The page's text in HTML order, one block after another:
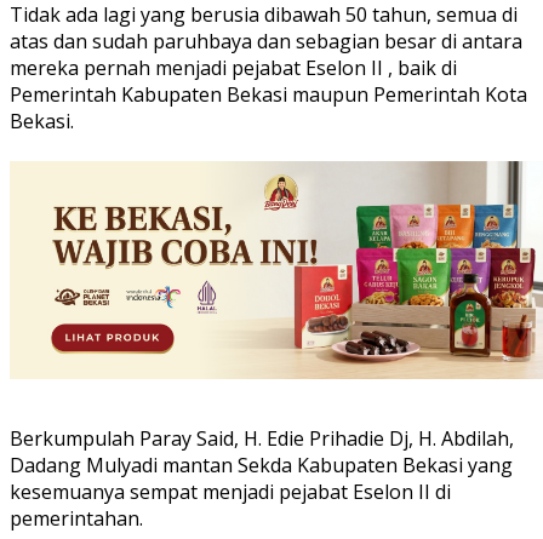
Tidak ada lagi yang berusia dibawah 50 tahun, semua di
atas dan sudah paruhbaya dan sebagian besar di antara
mereka pernah menjadi pejabat Eselon II , baik di
Pemerintah Kabupaten Bekasi maupun Pemerintah Kota
Bekasi.
Berkumpulah Paray Said, H. Edie Prihadie Dj, H. Abdilah,
Dadang Mulyadi mantan Sekda Kabupaten Bekasi yang
kesemuanya sempat menjadi pejabat Eselon II di
pemerintahan.